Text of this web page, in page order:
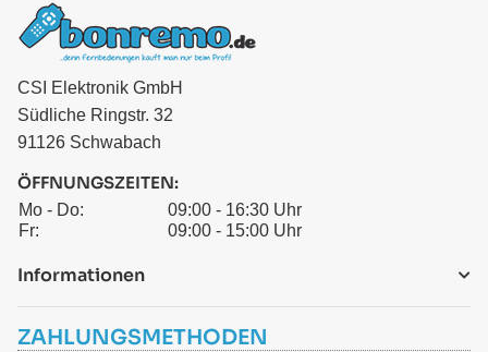
CSI Elektronik GmbH
Südliche Ringstr. 32
91126 Schwabach
ÖFFNUNGSZEITEN:
Mo - Do:
09:00 - 16:30 Uhr
Fr:
09:00 - 15:00 Uhr
Informationen
ZAHLUNGSMETHODEN